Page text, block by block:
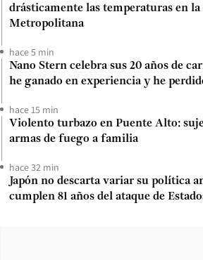
drásticamente las temperaturas en la
Metropolitana
hace 5 min
Nano Stern celebra sus 20 años de
he ganado en experiencia y he
hace 15 min
Violento turbazo en Puente Alto:
armas de fuego a familia
hace 32 min
Japón no descarta variar su política
cumplen 81 años del ataque de